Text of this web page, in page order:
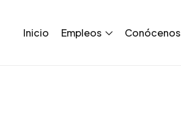
Inicio Empleos Conócenos